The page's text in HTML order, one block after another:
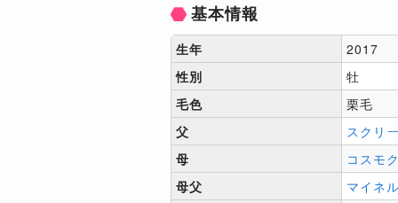
基本情報
生年
2017
性別
牡
毛色
栗毛
父
スクリ
母
コスモ
母父
マイネ